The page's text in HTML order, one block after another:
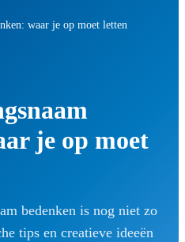
waar je op moet letten
je op moet
bedenken is nog niet zo
tips en creatieve ideeën